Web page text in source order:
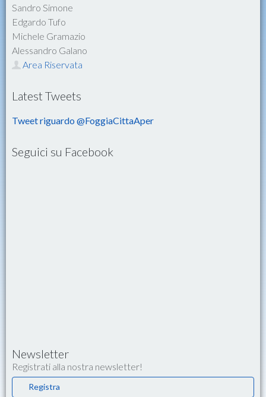
Sandro Simone
Edgardo Tufo
Michele Gramazio
Alessandro Galano
Area Riservata
Latest Tweets
Tweet riguardo @FoggiaCittaAper
Seguici su Facebook
Newsletter
Registrati alla nostra newsletter!
Registra